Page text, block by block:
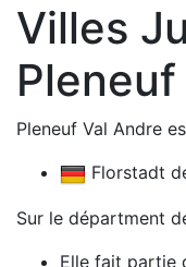
Villes
Pleneuf Val Andre
Florstadt
Sur le départment
Elle fait partie